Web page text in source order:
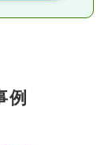
例